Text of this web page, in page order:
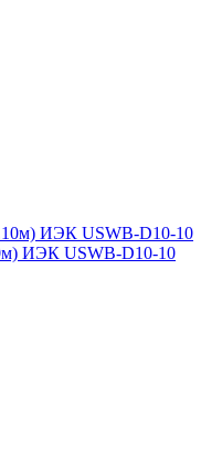
ИЭК USWB-D10-10